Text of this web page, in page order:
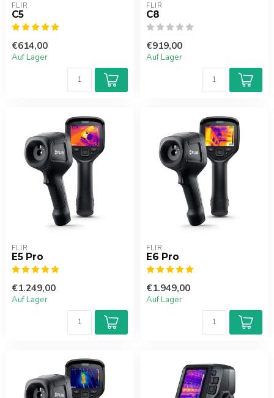
FLIR
C5
€614,00
Auf Lager
FLIR
C8
€919,00
Auf Lager
FLIR
E5 Pro
€1.249,00
Auf Lager
FLIR
E6 Pro
€1.949,00
Auf Lager